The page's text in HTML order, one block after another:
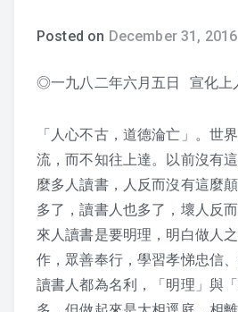
2026 課程照片
2025 課程照片
2024 課程照片
2023 課程照片
Posted on December 31, 2016
◎一九八二年六月五日 宣化上
「人心不古，道德淪亡」。世
流，而不知往上達。以前沒有
麼多人讀書，人反而沒有這麼
多了，讀書人也多了，壞人反
來人讀書是要明理，明白做人之
作，眾善奉行，學習孝悌忠信
讀書人都為名利，「明理」與